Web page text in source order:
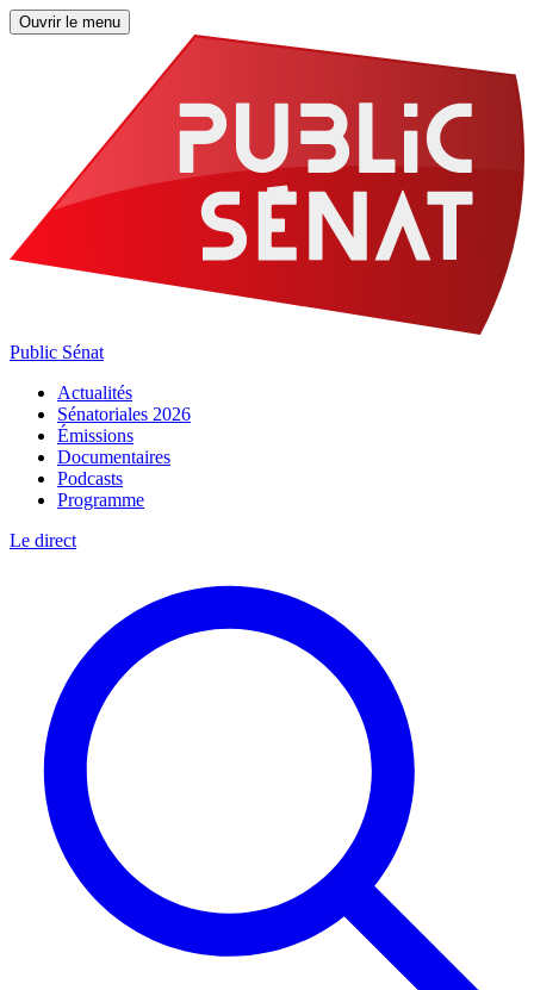
Ouvrir le menu
Public Sénat
Actualités
Sénatoriales 2026
Émissions
Documentaires
Podcasts
Programme
Le direct